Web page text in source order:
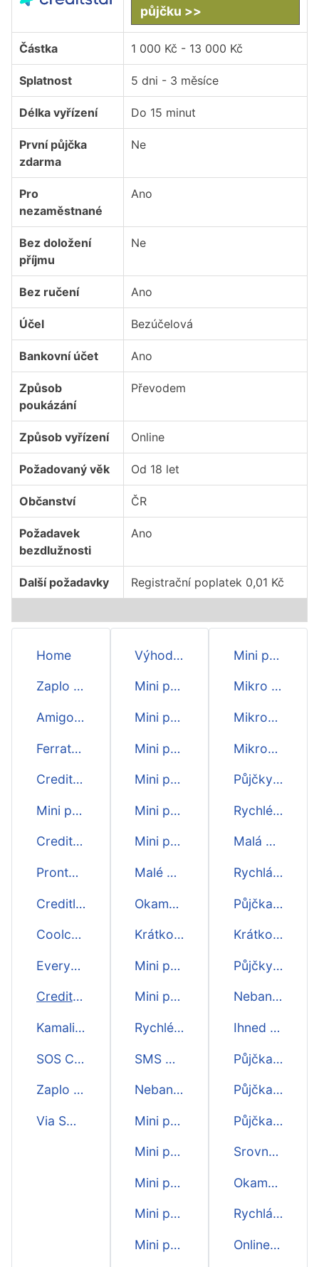
půjčku >>
Částka 1 000 Kč - 13 000 Kč
Splatnost 5 dni - 3 měsíce
Délka vyřízení Do 15 minut
První půjčka
zdarma
Ne
Pro
nezaměstnané
Ano
Bez doložení
příjmu
Ne
Bez ručení Ano
Účel Bezúčelová
Bankovní účet Ano
Způsob
poukázání
Převodem
Způsob vyřízení Online
Požadovaný věk Od 18 let
Občanství ČR
Požadavek
bezdlužnosti
Ano
Další požadavky Registrační poplatek 0,01 Kč
Home
Zaplo mini půjčka
Amigoz mini půjčka
Ferratum mini půjčka
Crediton mini půjčka
Mini půjčka 7
Creditportal mini půjčka
Pronto mini půjčka
Creditlimit mini půjčka
Coolcredit mini půjčka
Everyday+ mini půjčka
Creditstar mini půjčka
Kamali mini půjčka
SOS Credit mini půjčka
Zaplo na splátky mini půjčka
Via SMS mini půjčka
Výhodné mini půjčky
Mini půjčky první zdarma
Mini půjčky do hodiny
Mini půjčky do 15 minut
Mini půjčky do 5 minut
Mini půjčky do 10 minut
Mini půjčky do dalšího dne
Malé mini půjčky
Okamžité mini půjčky
Krátkodobé mini půjčky
Mini půjčky online
Mini půjčky i o víkendu
Rychlé SMS mini půjčky
SMS mini půjčky
Nebankovní mini půjčky
Mini půjčky bez registru
Mini půjčky ihned na účet
Mini půjčky ihned
Mini půjčky do výplaty
Mini půjčky před výplatou
Mini půjčky
Mikro půjčky
Mikropůjčky ihned
Mikropůjčky online
Půjčky Fintil
Rychlé půjčky
Malá půjčka
Rychlá půjčka ihned
Půjčka ihned na účet
Krátkodobá půjčka
Půjčky ihned na účet
Nebankovní půjčka
Ihned půjčky
Půjčka před výplatou
Půjčka do výplaty
Půjčka na účet
Srovnání půjčky
Okamžitá půjčka
Rychlá půjčka ihned na účtě
Online půjčky ihned na účet